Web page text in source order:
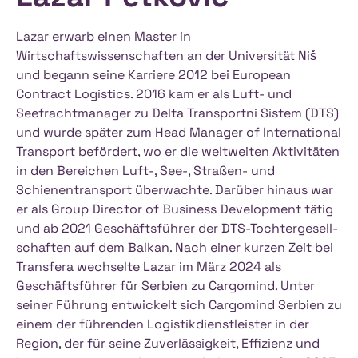
Koper bietet eine Alternative zu Rijeka und
verfügt ebenfalls über eine zuverlässige
Schienen­infrastruktur, die den Zugang zu den
mittel­europäischen Märkten einschließlich
Serbiens erleichtert.
Thessaloniki (Griechenland) und Bar
(Montenegro) sind weitere Zugangs­punkte.
Thessaloniki ist über die Schiene mit Niš im
Süden Serbiens verbunden, während Bar in
der Regel über die Straße erreicht wird.
Trotz der Binnenlage Serbiens bieten wir
nahtlose multimodale Lösungen, die Luft-,
Unsere Straßentransportabteilung in Belgrad
profitiert von der strategisch günstigen Lage
Serbiens zwischen Ost und West. Von hier aus
erreichen Transporte schnell und zuverlässig
Nordmazedonien, Albanien, Montenegro und
weitere Teile des Balkans.
FTL (Full Truck Load) und LTL (Less than Truck
Load), Stückgut- und Expressverkehre
Standard-, Kühl- und Spezialfahrzeuge für
Allgemeingut, temperaturgeführte Waren,
Lazar erwarb einen Master in
Wirtschaftswissenschaften an der Universität Niš
und begann seine Karriere 2012 bei European
Contract Logistics. 2016 kam er als Luft- und
Seefrachtmanager zu Delta Transportni Sistem (DTS)
und wurde später zum Head Manager of International
Transport befördert, wo er die weltweiten Aktivitäten
in den Bereichen Luft-, See-, Straßen- und
Schienentransport überwachte. Darüber hinaus war
er als Group Director of Business Development tätig
und ab 2021 Geschäftsführer der DTS-Tochter­gesell­
schaften auf dem Balkan. Nach einer kurzen Zeit bei
Transfera wechselte Lazar im März 2024 als
Geschäftsführer für Serbien zu Cargomind. Unter
seiner Führung entwickelt sich Cargomind Serbien zu
einem der führenden Logistik­dienstleister in der
Region, der für seine Zuverlässigkeit, Effizienz und